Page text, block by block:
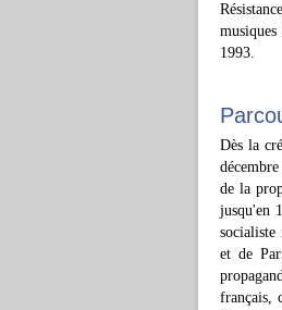
1993.
Dès la
de la
jusqu'en
et de
français,